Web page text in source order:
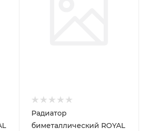
Радиатор
биметаллический ROYAL